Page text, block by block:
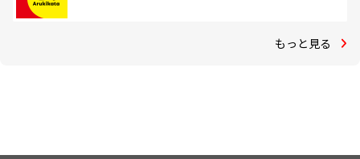
もっと見る